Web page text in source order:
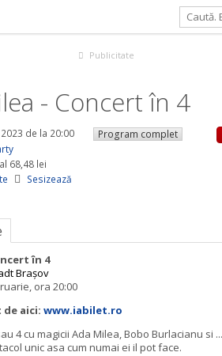
Publicitate
- Concert în 4
de la 20:00
Program complet
68,48 lei
Sesizează
în 4
Brașov
ora 20:00
de aici: www.iabilet.ro
4 cu magicii Ada Milea, Bobo Burlacianu si
unic asa cum numai ei il pot face.